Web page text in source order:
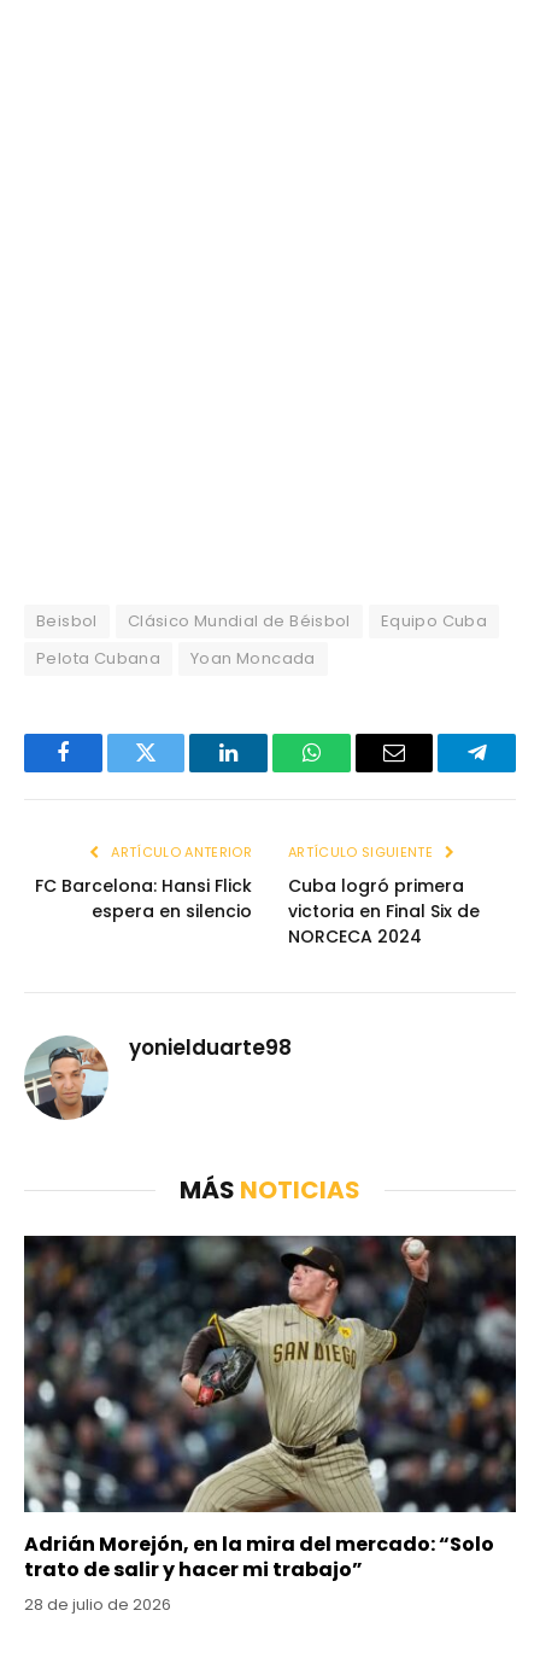
Beisbol Clásico Mundial de Béisbol
Equipo Cuba
Pelota Cubana
Yoan Moncada
FacebookTwitter LinkedInWhatsAppEmail
ARTÍCULO ANTERIOR
FC Barcelona: Hansi Flick
espera en silencio
ARTÍCULO SIGUIENTE
Cuba logró primera
victoria en Final Six de
NORCECA 2024
yonielduarte98
MÁS NOTICIAS
Adrián Morejón, en la mira del mercado: “Solo
trato de salir y hacer mi trabajo”
28 de julio de 2026